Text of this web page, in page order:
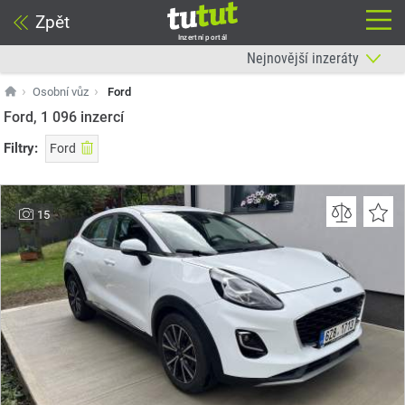
Zpět
Inzertní portál
Osobní vůz Ford
Ford, 1 096 inzercí
Filtry: Ford
15